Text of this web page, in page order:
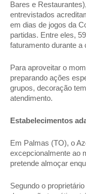
Bares e
entrevistados
em dias de jogos da
partidas. Entre eles,
faturamento durante a
Para aproveitar o
preparando ações
grupos, decoração
atendimento.
Estabelecimentos
Em Palmas (TO), o
excepcionalmente ao
pretende almoçar
Segundo o